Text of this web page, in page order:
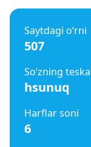
Saytdagi o‘rni
507
So‘zning
hsunuq
Harflar soni
6